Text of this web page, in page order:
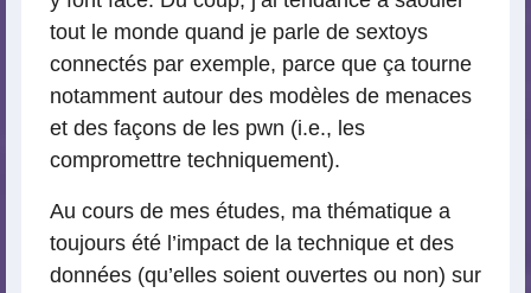
tout le monde quand je parle de sextoys
connectés par exemple, parce que ça tourne
notamment autour des modèles de menaces
et des façons de les pwn (i.e., les
compromettre techniquement).
Au cours de mes études, ma thématique a
toujours été l’impact de la technique et des
données (qu’elles soient ouvertes ou non) sur